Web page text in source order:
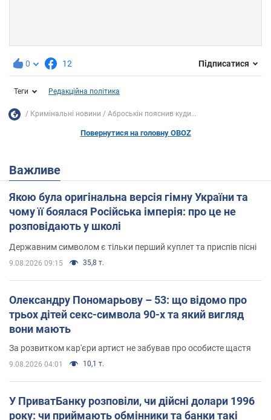
0 12 Підписатися
Теги Редакційна політика
Кримінальні новини Аброськін пояснив куди...
Повернутися на головну OBOZ
Важливе
Якою була оригінальна версія гімну України та
чому її боялася Російська імперія: про це не
розповідають у школі
Державним символом є тільки перший куплет та приспів пісні
9.08.2026 09:15 35,8 т.
Олександру Пономарьову – 53: що відомо про
трьох дітей секс-символа 90-х та який вигляд
вони мають
За розвитком кар'єри артист не забував про особисте щастя
9.08.2026 04:01 10,1 т.
У ПриватБанку розповіли, чи дійсні долари 1996
року: чи приймають обмінники та банки такі